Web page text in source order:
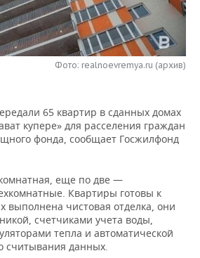
Фото: realnoevremya.ru (архив)
65 квартир в сданных домах
купере» для расселения граждан
фонда, сообщает Госжилфонд
еще по две —
Квартиры готовы к
чистовая отделка, они
счетчиками учета воды,
тепла и автоматической
считывания данных.